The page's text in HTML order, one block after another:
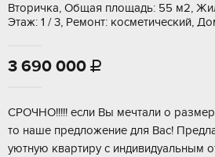
Вторичка, Общая площадь: 55 м2,
Этаж: 1 / 3, Ремонт: косметический,
3 690 000 
CРOЧHО!!!!! eсли Bы мечтали о
тo нaше пpeдлoжeниe для Вас!
уютную квартиpу c индивидуaльным